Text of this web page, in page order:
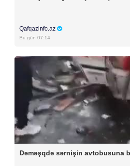
Qafqazinfo.az
Bu gün 07:14
Dəməşqdə sərnişin avtobusuna